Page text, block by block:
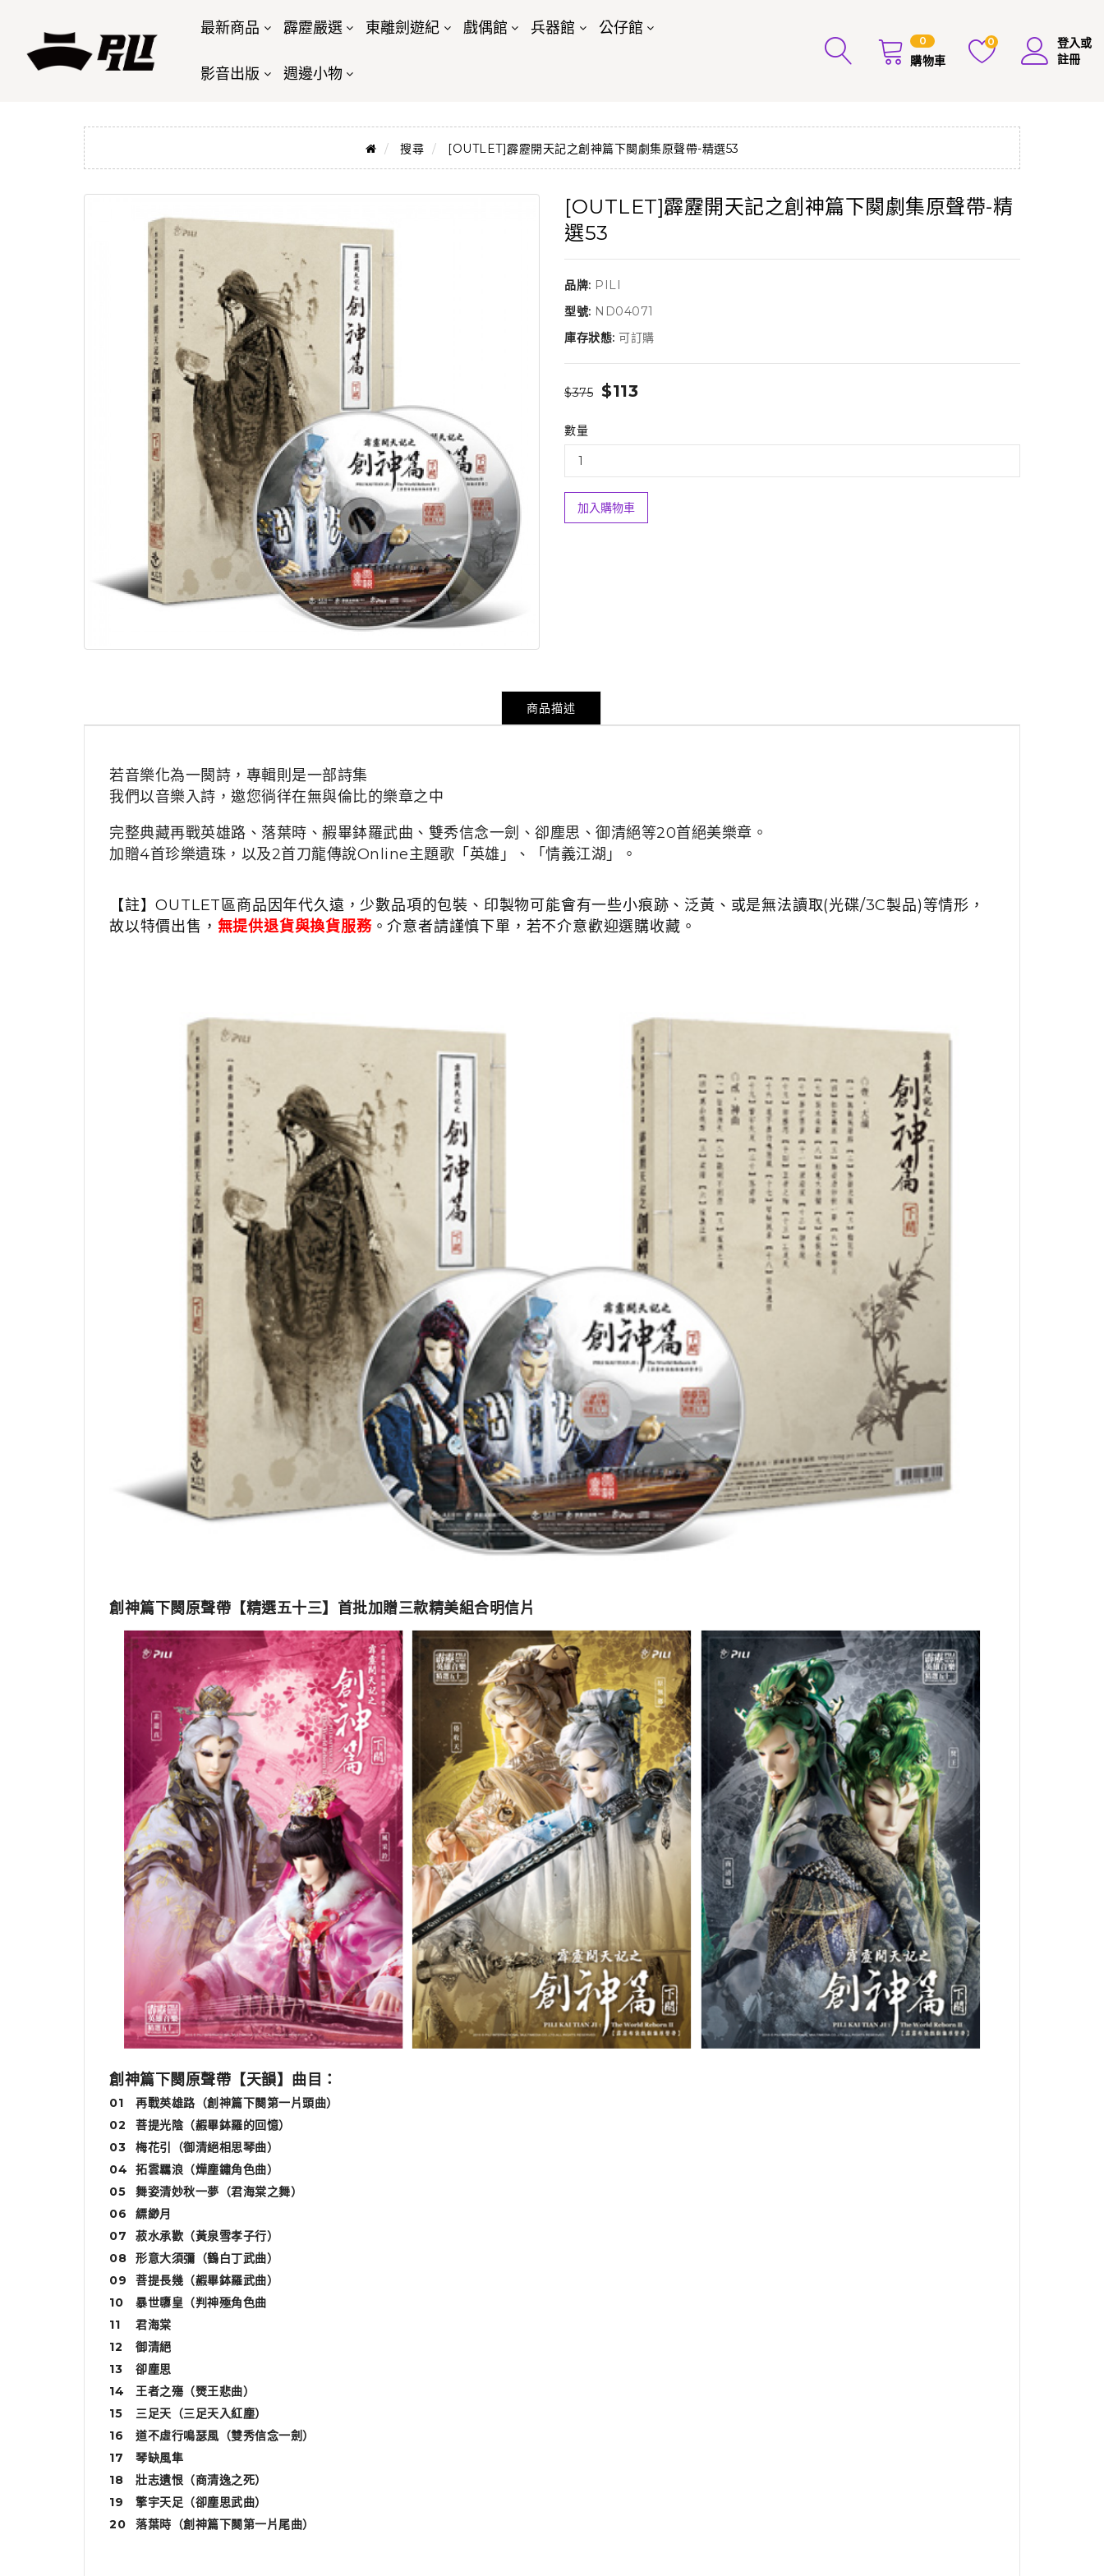
最新商品 霹靂嚴選 東離劍遊紀 戲偶館 兵器館 公仔館
影音出版 週邊小物
0
購物車
0
登入或
註冊
搜尋 [OUTLET]霹靂開天記之創神篇下闋劇集原聲帶-精選53
[OUTLET]霹靂開天記之創神篇下闋劇集原聲帶-精
選53
品牌: PILI
型號: ND04071
庫存狀態: 可訂購
$375 $113
數量
加入購物車
商品描述
若音樂化為一闋詩，專輯則是一部詩集
我們以音樂入詩，邀您徜徉在無與倫比的樂章之中
完整典藏再戰英雄路、落葉時、赮畢鉢羅武曲、雙秀信念一劍、卻塵思、御清絕等20首絕美樂章。
加贈4首珍樂遺珠，以及2首刀龍傳說Online主題歌「英雄」、「情義江湖」。
【註】OUTLET區商品因年代久遠，少數品項的包裝、印製物可能會有一些小痕跡、泛黃、或是無法讀取(光碟/3C製品)等情形，
故以特價出售， 無提供退貨與換貨服務。介意者請謹慎下單，若不介意歡迎選購收藏。
創神篇下闋原聲帶【精選五十三】首批加贈三款精美組合明信片
創神篇下闋原聲帶【天韻】曲目：
01
再戰英雄路（創神篇下闋第一片頭曲）
02
菩提光陰（赮畢鉢羅的回憶）
03
梅花引（御清絕相思琴曲）
04
拓雲羈浪（燁塵鏽角色曲）
05
舞姿清妙秋一夢（君海棠之舞）
06
縹緲月
07
菽水承歡（黃泉雪孝子行）
08
形意大須彌（鶴白丁武曲）
09
菩提長幾（赮畢鉢羅武曲）
10
暴世隳皇（判神殛角色曲
11
君海棠
12
御清絕
13
卻塵思
14
王者之殤（燹王悲曲）
15
三足天（三足天入紅塵）
16
道不虛行鳴瑟風（雙秀信念一劍）
17
琴缺風隼
18
壯志遺恨（商清逸之死）
19
擎宇天足（卻塵思武曲）
20
落葉時（創神篇下闋第一片尾曲）